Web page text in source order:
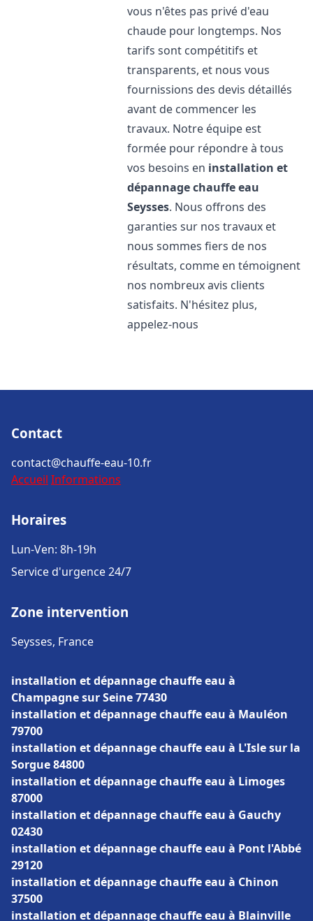
vous n'êtes pas privé d'eau
chaude pour longtemps. Nos
tarifs sont compétitifs et
transparents, et nous vous
fournissions des devis détaillés
avant de commencer les
travaux. Notre équipe est
formée pour répondre à tous
vos besoins en installation et
dépannage chauffe eau
Seysses. Nous offrons des
garanties sur nos travaux et
nous sommes fiers de nos
résultats, comme en témoignent
nos nombreux avis clients
satisfaits. N'hésitez plus,
appelez-nous
Contact
contact@chauffe-eau-10.fr
Accueil Informations
Horaires
Lun-Ven: 8h-19h
Service d'urgence 24/7
Zone intervention
Seysses, France
installation et dépannage chauffe eau à
Champagne sur Seine 77430
installation et dépannage chauffe eau à Mauléon
79700
installation et dépannage chauffe eau à L'Isle sur la
Sorgue 84800
installation et dépannage chauffe eau à Limoges
87000
installation et dépannage chauffe eau à Gauchy
02430
installation et dépannage chauffe eau à Pont l'Abbé
29120
installation et dépannage chauffe eau à Chinon
37500
installation et dépannage chauffe eau à Blainville